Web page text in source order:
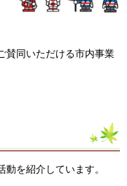
賛同いただける市内事業
を紹介しています。